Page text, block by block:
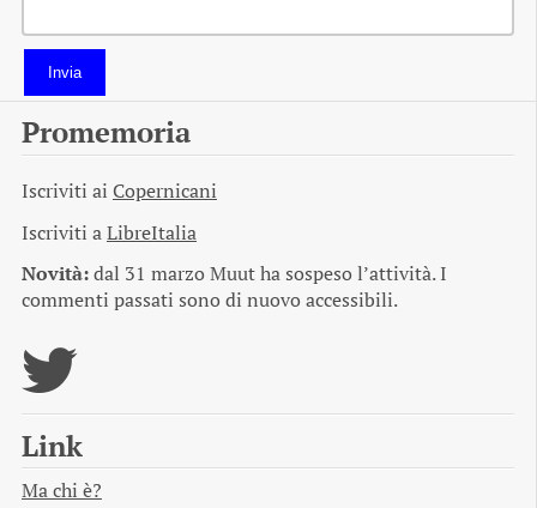
Invia
Promemoria
Iscriviti ai Copernicani
Iscriviti aLibreItalia
Novità:dal 31 marzo Muut ha sospeso l’attività. I
commenti passati sono di nuovo accessibili.
Link
Ma chi è?